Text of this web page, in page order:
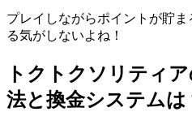
プレイしながらポイントが貯
る気がしないよね！
トクトクソリティ
法と換金システムは